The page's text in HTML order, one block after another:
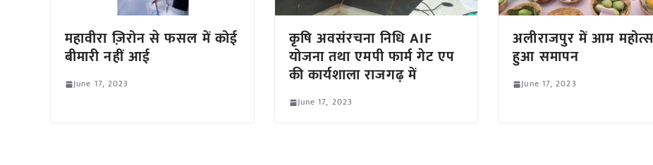
महावीरा ज़िरोन से फसल में कोई
बीमारी नहीं आई
June 17, 2023
कृषि अवसंरचना निधि AIF
योजना तथा एमपी फार्म गेट एप
की कार्यशाला राजगढ़ में
June 17, 2023
अलीराजपुर में आम
हुआ समापन
June 17, 2023